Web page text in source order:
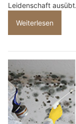
Leidenschaft ausübt.
Weiterlesen